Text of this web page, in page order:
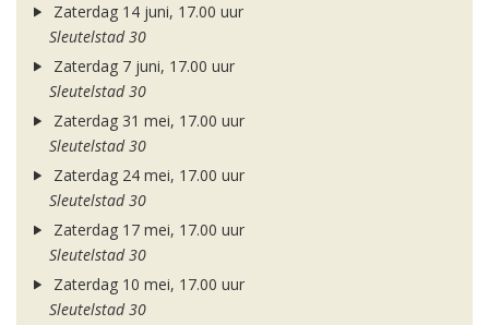
Zaterdag 14 juni, 17.00 uur
Sleutelstad 30
Zaterdag 7 juni, 17.00 uur
Sleutelstad 30
Zaterdag 31 mei, 17.00 uur
Sleutelstad 30
Zaterdag 24 mei, 17.00 uur
Sleutelstad 30
Zaterdag 17 mei, 17.00 uur
Sleutelstad 30
Zaterdag 10 mei, 17.00 uur
Sleutelstad 30